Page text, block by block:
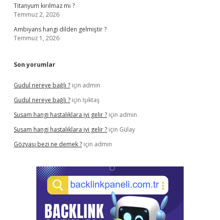
Titanyum kırılmaz mı ?
Temmuz 2, 2026
Ambiyans hangi dilden gelmiştir ?
Temmuz 1, 2026
Son yorumlar
Gudul nereye bağlı ? için admin
Gudul nereye bağlı ? için Işıktaş
Susam hangi hastalıklara iyi gelir ? için admin
Susam hangi hastalıklara iyi gelir ? için Gülay
Gözyaşı bezi ne demek ? için admin